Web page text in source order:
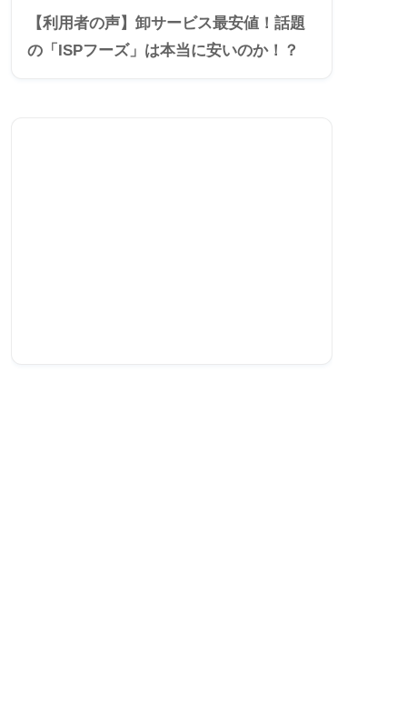
【利用者の声】卸サービス最安値！話題
の「ISPフーズ」は本当に安いのか！？